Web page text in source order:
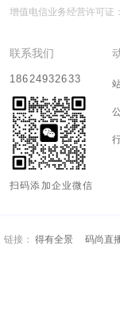
增值电信业务经营许可证：
联系我们
18624932633
扫码添加企业微信
链接： 得有全景 码尚直